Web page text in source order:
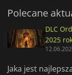
Polecane
DLC
2025
Jaka jest